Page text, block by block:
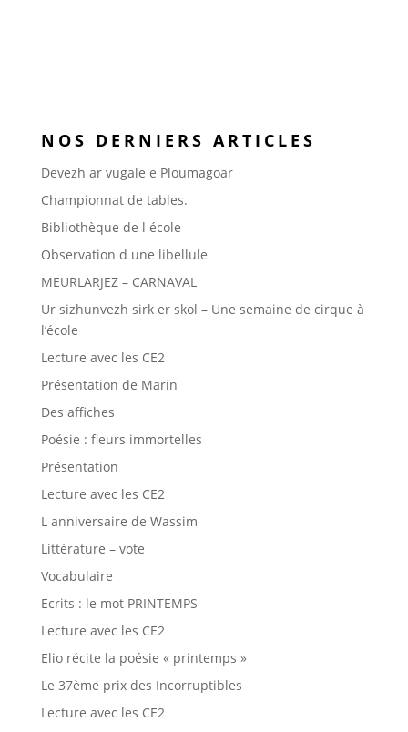
NOS DERNIERS ARTICLES
Devezh ar vugale e Ploumagoar
Championnat de tables.
Bibliothèque de l école
Observation d une libellule
MEURLARJEZ – CARNAVAL
Ur sizhunvezh sirk er skol – Une semaine de cirque à
l’école
Lecture avec les CE2
Présentation de Marin
Des affiches
Poésie : fleurs immortelles
Présentation
Lecture avec les CE2
L anniversaire de Wassim
Littérature – vote
Vocabulaire
Ecrits : le mot PRINTEMPS
Lecture avec les CE2
Elio récite la poésie « printemps »
Le 37ème prix des Incorruptibles
Lecture avec les CE2